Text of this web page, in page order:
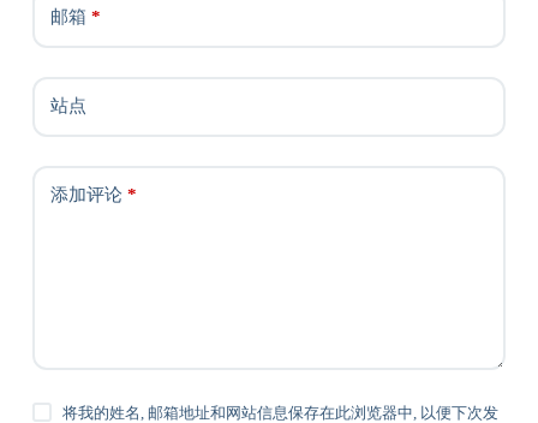
邮箱 *
站点
添加评论*
将我的姓名, 邮箱地址和网站信息保存在此浏览器中, 以便下次发